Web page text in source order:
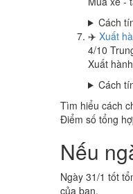
Cách
✈️ Xuất
4/10
Xuất
Cách
Tìm hiểu cách
Điểm số tổng
Nếu
Ngày 31/1 tốt
của bạn.